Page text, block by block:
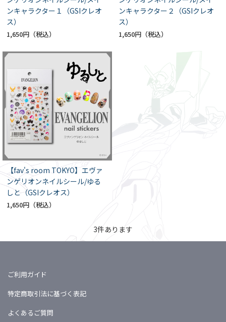
ンキャラクター１（GSIクレオ
ス）
1,650円
ンキャラクター２（GSIクレオ
ス）
1,650円
【fav's room TOKYO】エヴァ
ンゲリオンネイルシール/ゆる
しと（GSIクレオス）
1,650円
3件あります
ご利用ガイド
特定商取引法に基づく表記
よくあるご質問